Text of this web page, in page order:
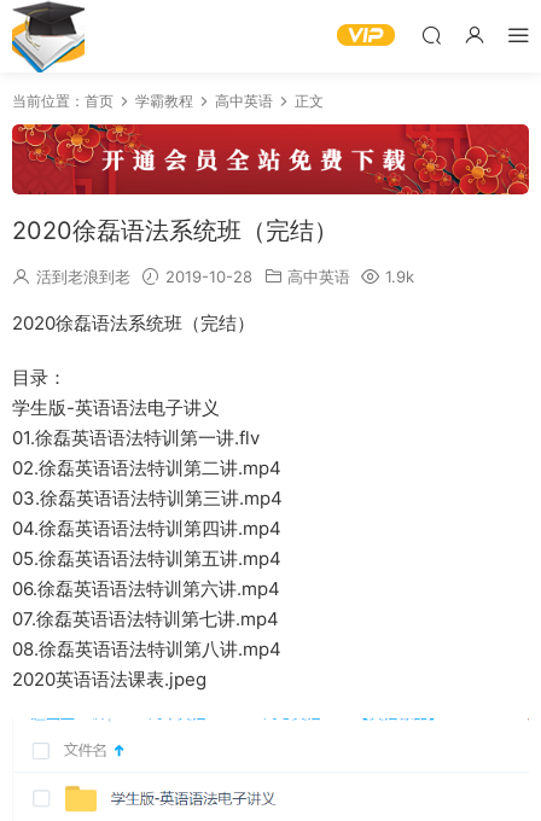
当前位置： 首页 学霸教程 高中英语 正文
2020徐磊语法系统班（完结）
活到老浪到老 2019-10-28 高中英语 1.9k
2020徐磊语法系统班（完结）
目录：
学生版-英语语法电子讲义
01.徐磊英语语法特训第一讲.flv
02.徐磊英语语法特训第二讲.mp4
03.徐磊英语语法特训第三讲.mp4
04.徐磊英语语法特训第四讲.mp4
05.徐磊英语语法特训第五讲.mp4
06.徐磊英语语法特训第六讲.mp4
07.徐磊英语语法特训第七讲.mp4
08.徐磊英语语法特训第八讲.mp4
2020英语语法课表.jpeg